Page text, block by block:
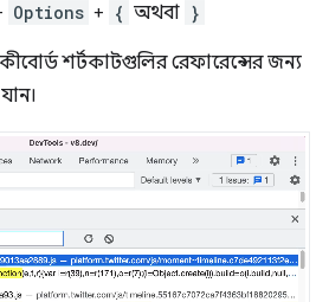
Options + { অথবা }
শর্টকাটগুলির রেফারেন্সের জন্য
যান।